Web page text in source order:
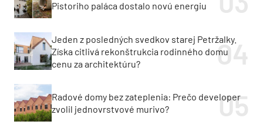
Pistoriho paláca dostalo novú energiu
Jeden z posledných svedkov starej Petržalky.
Získa citlivá rekonštrukcia rodinného domu
cenu za architektúru?
Radové domy bez zateplenia: Prečo developer
zvolil jednovrstvové murivo?